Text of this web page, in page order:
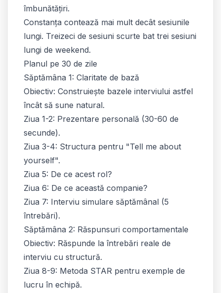
îmbunătățiri.
Constanța contează mai mult decât sesiunile
lungi. Treizeci de sesiuni scurte bat trei sesiuni
lungi de weekend.
Planul pe 30 de zile
Săptămâna 1: Claritate de bază
Obiectiv: Construiește bazele interviului astfel
încât să sune natural.
Ziua 1-2: Prezentare personală (30-60 de
secunde).
Ziua 3-4: Structura pentru "Tell me about
yourself".
Ziua 5: De ce acest rol?
Ziua 6: De ce această companie?
Ziua 7: Interviu simulare săptămânal (5
întrebări).
Săptămâna 2: Răspunsuri comportamentale
Obiectiv: Răspunde la întrebări reale de
interviu cu structură.
Ziua 8-9: Metoda STAR pentru exemple de
lucru în echipă.